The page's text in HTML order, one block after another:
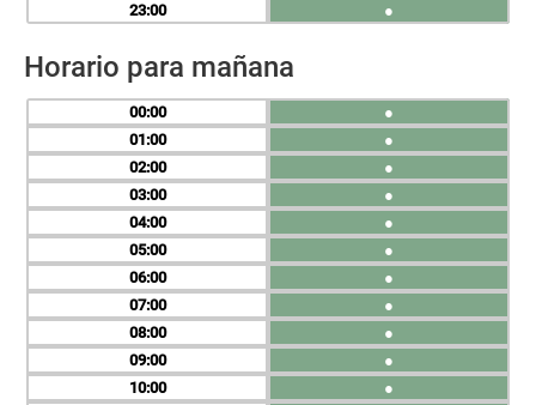
23
●
Horario para mañana
00
01
02
03
04
05
06
07
08
09
10
●
●
●
●
●
●
●
●
●
●
●